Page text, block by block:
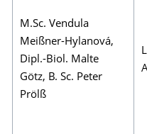
M.Sc. Vendula
Meißner-Hylanová,
Dipl.-Biol. Malte
Götz, B. Sc. Peter
Prölß